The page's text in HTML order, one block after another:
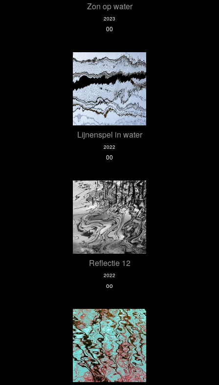
Zon op water
2023
00
Lijnenspel in water
2022
00
Reflectie 12
2022
oo